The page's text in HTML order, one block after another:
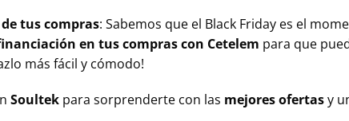
tus compras: Sabemos que el Black Friday es el
en tus comprascon Cetelem para que
más fácil y cómodo!
Soultek para sorprenderte con las mejores ofertasy